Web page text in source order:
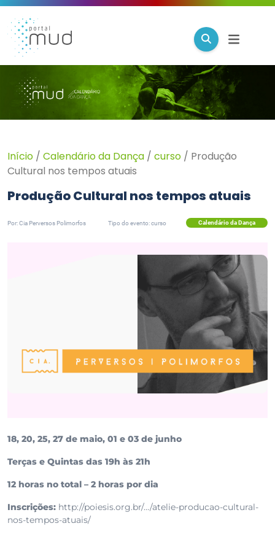
Início / Calendário da Dança / curso / Produção
Cultural nos tempos atuais
Produção Cultural nos tempos atuais
Por: Cia Perversos Polimorfos Tipo do evento: curso Calendário da Dança
18, 20, 25, 27 de maio, 01 e 03 de junho
Terças e Quintas das 19h às 21h
12 horas no total – 2 horas por dia
Inscrições: http://poiesis.org.br/…/atelie-producao-cultural-
nos-tempos-atuais/